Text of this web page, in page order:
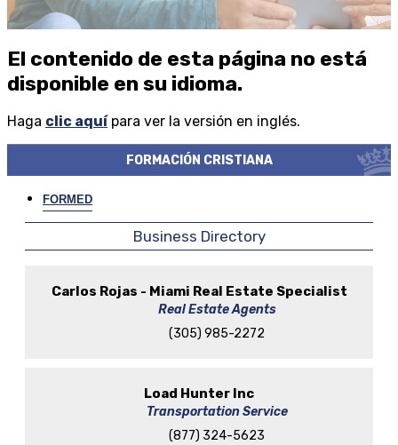
El contenido de esta página no está
disponible en su idioma.
Haga clic aquípara ver la versión en inglés.
FORMACIÓN CRISTIANA
FORMED
Business Directory
Carlos Rojas - Miami Real Estate Specialist
Real Estate Agents
(305) 985-2272
Load Hunter Inc
Transportation Service
(877) 324-5623